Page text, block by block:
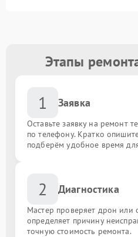
Этапы
1 Заявка
Оставьте заявку на ремонт
по телефону. Кратко
подберём удобное время
2 Диагностика
Мастер проверяет дрон или
определяет причину
точную стоимость ремонта.